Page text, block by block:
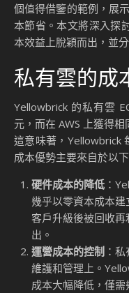
個值得借鑒的範例，展
本節省。本文將深入探
本效益上脫穎而出，並
私有雲的成
Yellowbrick 的私有雲
元，而在 AWS 上獲得
這意味著，Yellowbrick
成本優勢主要來自於以
硬件成本的降低 ：
幾乎以零資本成本
客戶升級後被回收
出。
運營成本的控制 ：
維護和管理上。
成本大幅降低，僅